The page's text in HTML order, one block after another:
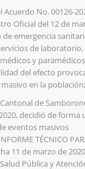
Acuerdo No. 00126-
Oficial del 12 de
de emergencia
de
y
del efecto
en la
de
decidió de
eventos masivos
TÉCNICO
11 de marzo de
Pública y